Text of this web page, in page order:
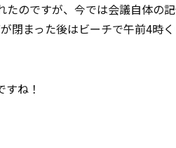
たのですが、今では会議自体の
閉まった後はビーチで午前4時
ね！